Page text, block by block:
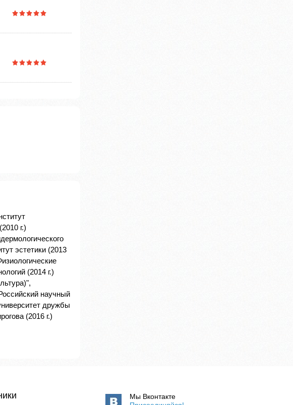
г.)
эстетики (2013
(2014 г.)
научный
дружбы
(2016 г.)
Мы Вконтакте